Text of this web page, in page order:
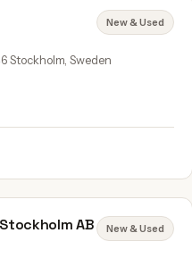
New & Used
Stockholm, Sweden
AB New & Used